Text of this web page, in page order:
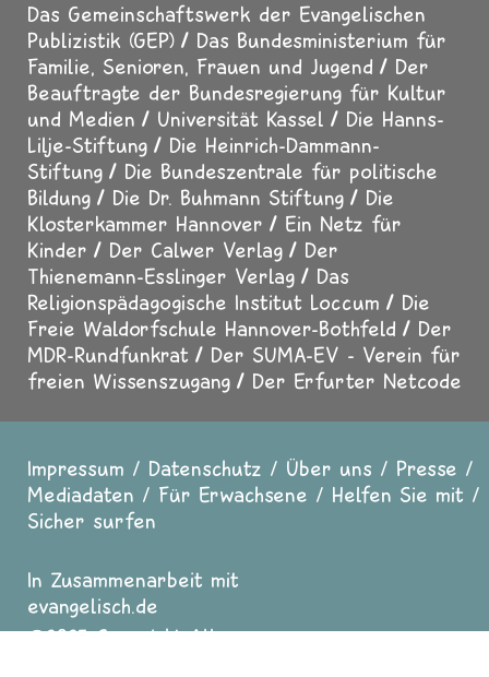
Das Gemeinschaftswerk der Evangelischen
Publizistik (GEP)
Das Bundesministerium für
Familie, Senioren, Frauen und Jugend
Der
Beauftragte der Bundesregierung für Kultur
und Medien
Universität Kassel
Die Hanns-
Lilje-Stiftung
Die Heinrich-Dammann-
Stiftung
Die Bundeszentrale für politische
Bildung
Die Dr. Buhmann Stiftung
Die
Klosterkammer Hannover
Ein Netz für
Kinder
Der Calwer Verlag
Der
Thienemann-Esslinger Verlag
Das
Religionspädagogische Institut Loccum
Die
Freie Waldorfschule Hannover-Bothfeld
Der
MDR-Rundfunkrat
Der SUMA-EV - Verein für
freien Wissenszugang
Der Erfurter Netcode
Fußzeile
Impressum Datenschutz Über uns
Presse
Mediadaten
Für Erwachsene
Helfen Sie mit
Sicher surfen
In Zusammenarbeit mit
evangelisch.de
2025 Copyright All